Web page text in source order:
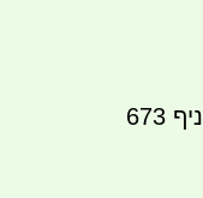
העברה בנקאית לחשבון 12230 בנק הפועלים (12) סניף 673